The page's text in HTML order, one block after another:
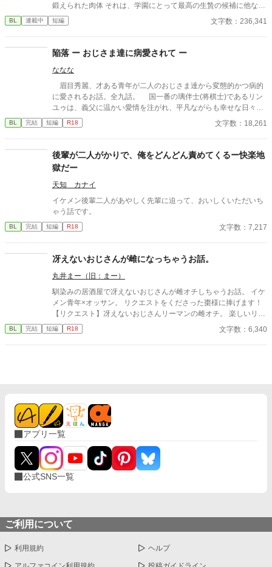
鍛えられた肉体 それは、学園にとって最高の生贄の候補に他なら
なかった 至高の筋肉を持つ、精神を削られ意志をなくした青年を
太古の神に捧げるため、“水”、“風”、“土”の信奉者達が暗躍する 意
校で繰り広げられるダークファンタジー
BL 連載中 短編 文字数：236,341
陥落 ー おじさま達に病愛されて ー
ななな
眉目秀麗、才ある青年が二人のおじさま達から変態的かつ病的
に愛されるお話。全九話。 国一番の璃伴士(将棋士)であるリン
ユゥは、義父に温かい愛情を注がれ、平凡ながらも幸せな日々を
過ごしていた。 そんなある日、一人の紳士とリンユゥは対局す
ることになり…。
BL 完結 短編 R18 文字数：18,261
後輩が二人がかりで、俺をどんどん責めてくるー快楽地
獄だー
天知 カナイ
イケメン後輩二人があやしく先輩に迫って、おいしくいただいち
ゃう話です。
BL 完結 短編 R18 文字数：7,217
冴えないおじさんが雌になっちゃうお話。
丸井まー（旧：まー）
馴染みの居酒屋で冴えないおじさんが雌オチしちゃうお話。 イケ
メン青年×オッサン。 リクエストをくださった棗様に捧げます！
【リクエスト】冴えないおじさんリーマンの雌オチ。 楽しいリク
エストをありがとうございました！ ※ムーンライトノベルズさん
でも公開しております。
BL 完結 短編 R18 文字数：6,340
アプリ一覧
公式SNS一覧
ご利用について
利用規約 ヘルプ